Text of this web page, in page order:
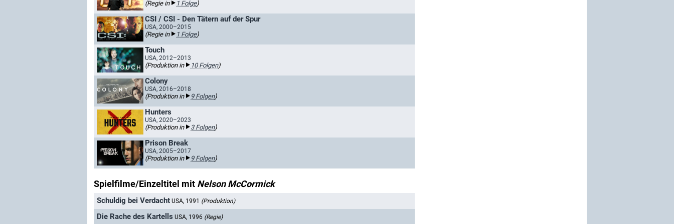
(Regie in 1 Folge)
CSI / CSI - Den Tätern auf der Spur
USA, 2000–2015
(Regie in 1 Folge)
Touch
USA, 2012–2013
(Produktion in 10 Folgen)
Colony
USA, 2016–2018
(Produktion in 9 Folgen)
Hunters
USA, 2020–2023
(Produktion in 3 Folgen)
Prison Break
USA, 2005–2017
(Produktion in 9 Folgen)
Spielfilme/Einzeltitel mit Nelson McCormick
Schuldig bei Verdacht USA, 1991 (Produktion)
Die Rache des Kartells USA, 1996 (Regie)